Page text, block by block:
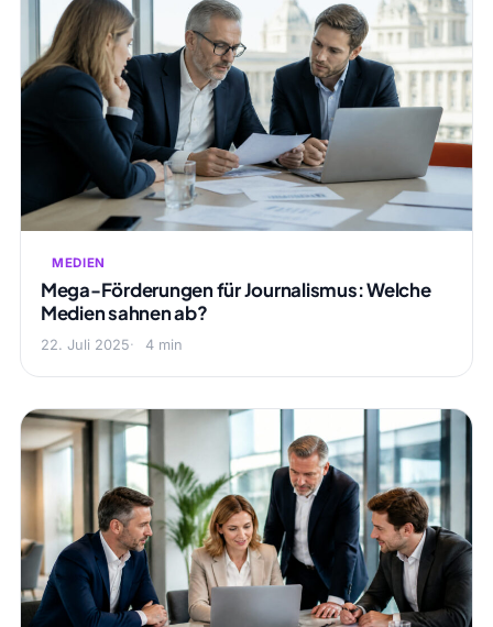
MEDIEN
Mega-Förderungen für Journalismus: Welche
Medien sahnen ab?
22. Juli 2025 4 min